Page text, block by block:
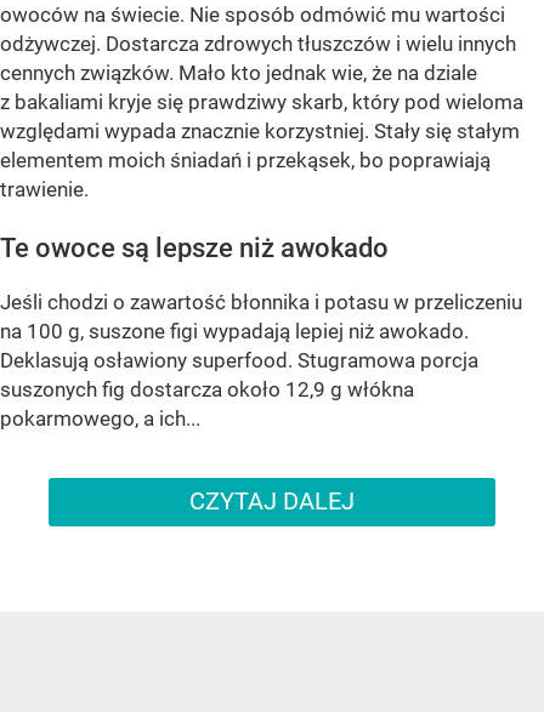
owoców na świecie. Nie sposób odmówić mu wartości
odżywczej. Dostarcza zdrowych tłuszczów i wielu innych
cennych związków. Mało kto jednak wie, że na dziale
z bakaliami kryje się prawdziwy skarb, który pod wieloma
względami wypada znacznie korzystniej. Stały się stałym
elementem moich śniadań i przekąsek, bo poprawiają
trawienie.
Te owoce są lepsze niż awokado
Jeśli chodzi o zawartość błonnika i potasu w przeliczeniu
na 100 g, suszone figi wypadają lepiej niż awokado.
Deklasują osławiony superfood. Stugramowa porcja
suszonych fig dostarcza około 12,9 g włókna
pokarmowego, a ich...
CZYTAJ DALEJ